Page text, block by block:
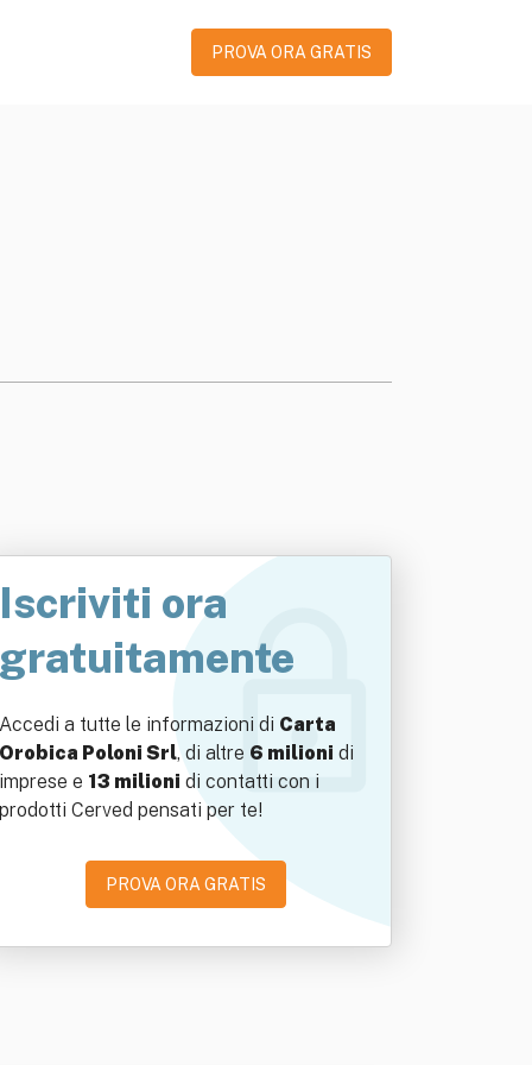
PROVA ORA GRATIS
Iscriviti ora
gratuitamente
Accedi a tutte le informazioni di Carta
Orobica Poloni Srl, di altre 6 milioni di
imprese e 13 milioni di contatti con i
prodotti Cerved pensati per te!
PROVA ORA GRATIS